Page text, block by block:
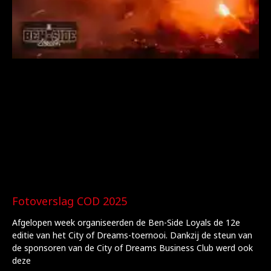
Fotoverslag COD 2025
Afgelopen week organiseerden de Ben-Side Loyals de 12e
editie van het City of Dreams-toernooi. Dankzij de steun van
de sponsoren van de City of Dreams Business Club werd ook
deze